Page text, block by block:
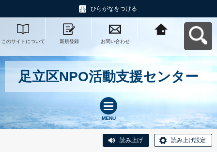
ひらがなをつける
このサイトについて 新規登録 お問い合わせ
足立区NPO活動支援センター
MENU
読み上げ 読み上げ設定